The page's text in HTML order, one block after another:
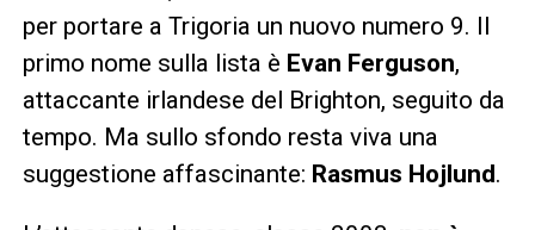
per portare a Trigoria un nuovo numero 9. Il
primo nome sulla lista è Evan Ferguson,
attaccante irlandese del Brighton, seguito da
tempo. Ma sullo sfondo resta viva una
suggestione affascinante: Rasmus Hojlund.